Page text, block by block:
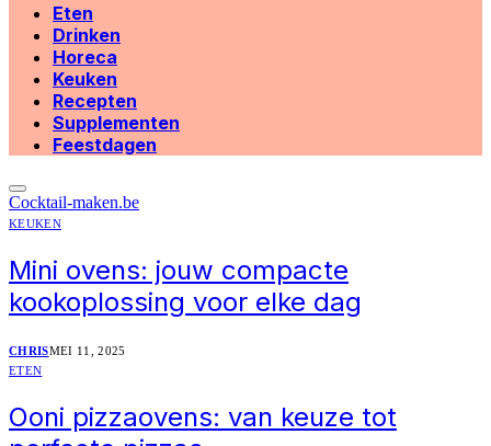
Eten
Drinken
Horeca
Keuken
Recepten
Supplementen
Feestdagen
Cocktail-maken.be
KEUKEN
Mini ovens: jouw compacte
kookoplossing voor elke dag
CHRISMEI 11, 2025
ETEN
Ooni pizzaovens: van keuze tot